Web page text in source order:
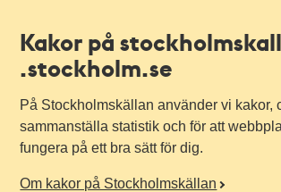
Kakor på
.stockholm.se
På Stockholmskällan använder vi kakor,
sammanställa statistik och för att
fungera på ett bra sätt för dig.
Om kakor på Stockholmskällan